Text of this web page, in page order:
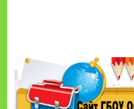
Сайт ГБОУ